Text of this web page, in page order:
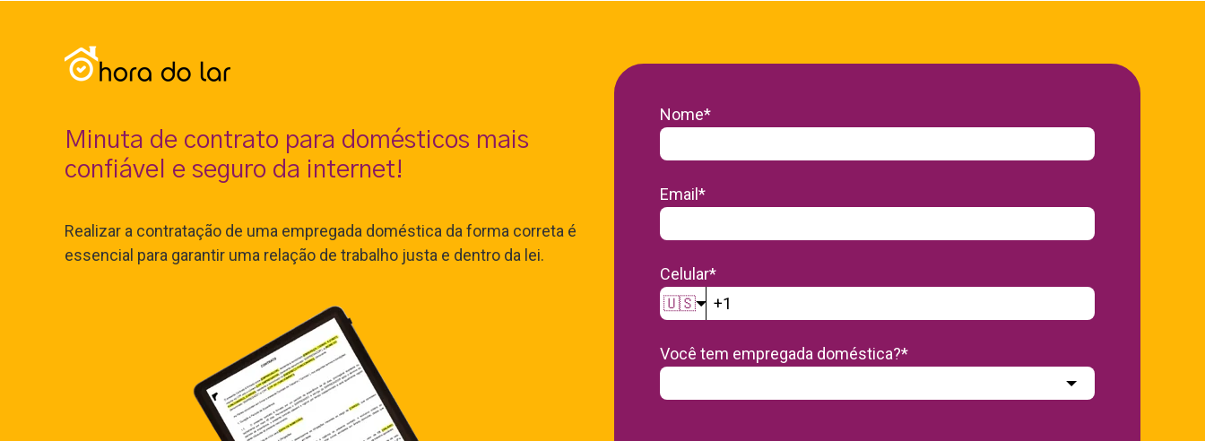
Minuta de contrato para domésticos mais
confiável e seguro da internet!
Realizar a contratação de uma empregada doméstica da forma correta é
essencial para garantir uma relação de trabalho justa e dentro da lei.
Nome*
Email *
Celular*
🇺🇸
Você tem empregada doméstica?*